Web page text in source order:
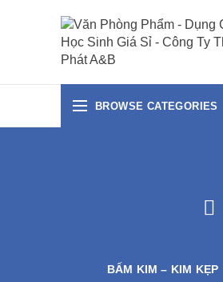
BROWSE CATEGORIES
BẤM KIM – KIM KẸP